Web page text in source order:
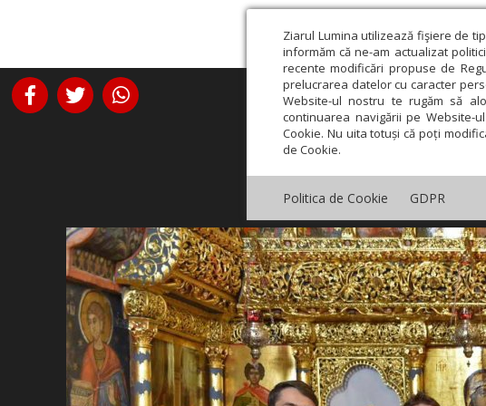
Ziarul Lumina utilizează fişiere de
informăm că ne-am actualizat
recente modificări propuse de
prelucrarea datelor cu caracter
Website-ul nostru te rugăm să
continuarea navigării pe Website-
Cookie. Nu uita totuși că poți
de Cookie.
Politica de Cookie GDPR